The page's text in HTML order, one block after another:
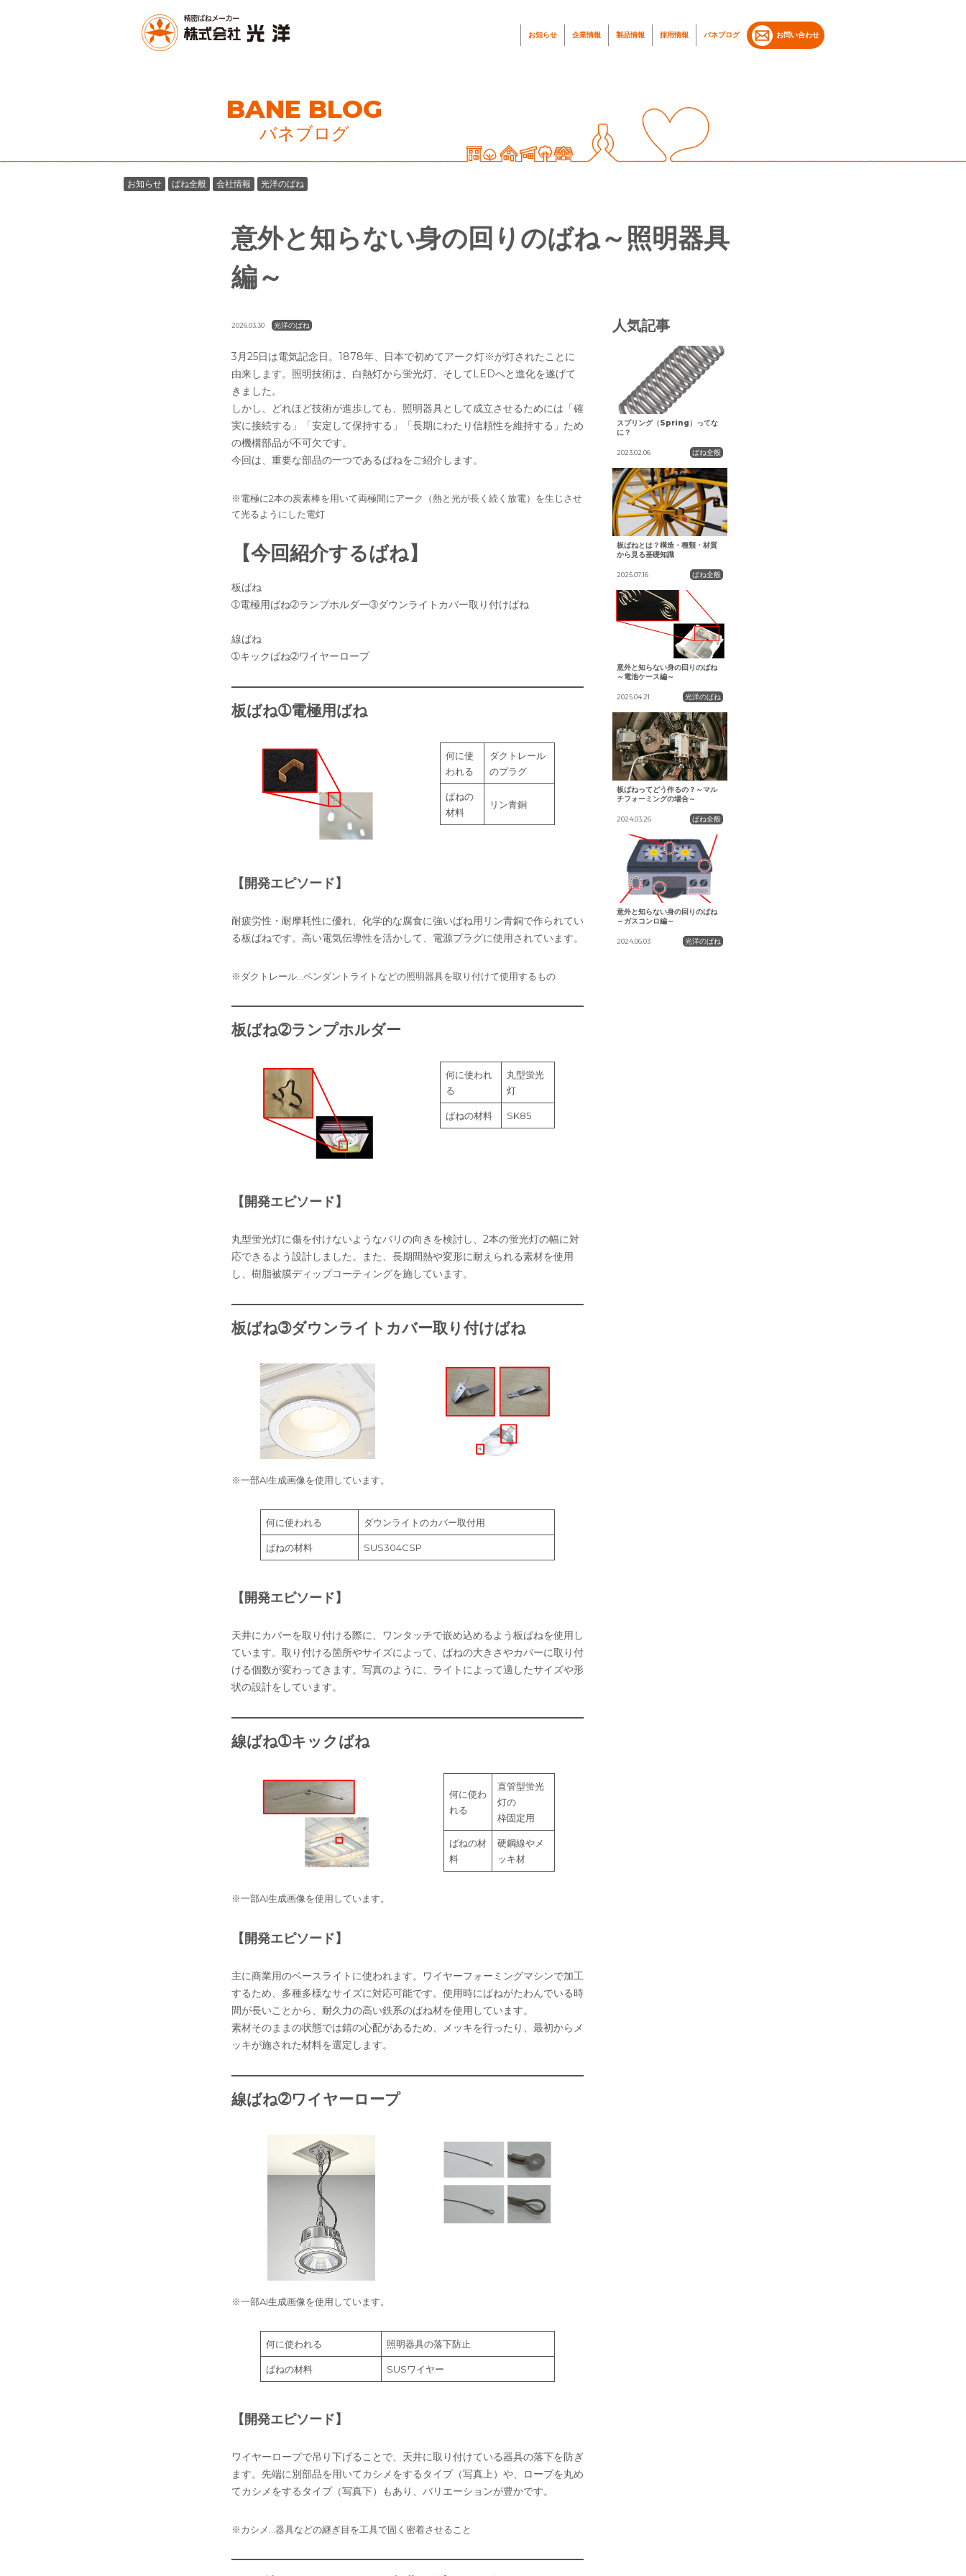
お知らせ 企業情報 製品情報 採用情報 バネブログ お問い合わせ
BANE BLOG
バネブログ
お知らせ ばね全般 会社情報 光洋のばね
意外と知らない身の回りのばね～照明器具
編～
2026.03.30 光洋のばね
3月25日は電気記念日。1878年、日本で初めてアーク灯※が灯されたことに
由来します。照明技術は、白熱灯から蛍光灯、そしてLEDへと進化を遂げて
きました。
しかし、どれほど技術が進歩しても、照明器具として成立させるためには「確
実に接続する」「安定して保持する」「長期にわたり信頼性を維持する」ため
の機構部品が不可欠です。
今回は、重要な部品の一つであるばねをご紹介します。
※電極に2本の炭素棒を用いて両極間にアーク（熱と光が長く続く放電）を生じさせ
て光るようにした電灯
【今回紹介するばね】
板ばね
➀電極用ばね➁ランプホルダー➂ダウンライトカバー取り付けばね
線ばね
➀キックばね➁ワイヤーロープ
板ばね➀電極用ばね
何に使
われる
ダクトレール
のプラグ
ばねの
材料
リン青銅
【開発エピソード】
耐疲労性・耐摩耗性に優れ、化学的な腐食に強いばね用リン青銅で作られてい
る板ばねです。高い電気伝導性を活かして、電源プラグに使用されています。
※ダクトレール…ペンダントライトなどの照明器具を取り付けて使用するもの
板ばね➁ランプホルダー
何に使われ
る
丸型蛍光
灯
ばねの材料 SK85
【開発エピソード】
丸型蛍光灯に傷を付けないようなバリの向きを検討し、2本の蛍光灯の幅に対
応できるよう設計しました。また、長期間熱や変形に耐えられる素材を使用
し、樹脂被膜ディップコーティングを施しています。
板ばね➂ダウンライトカバー取り付けばね
※一部AI生成画像を使用しています。
何に使われる ダウンライトのカバー取付用
ばねの材料 SUS304CSP
【開発エピソード】
天井にカバーを取り付ける際に、ワンタッチで嵌め込めるよう板ばねを使用し
ています。取り付ける箇所やサイズによって、ばねの大きさやカバーに取り付
ける個数が変わってきます。写真のように、ライトによって適したサイズや形
状の設計をしています。
線ばね➀キックばね
何に使わ
れる
直管型蛍光
灯の
枠固定用
ばねの材
料
硬鋼線やメ
ッキ材
※一部AI生成画像を使用しています。
【開発エピソード】
主に商業用のベースライトに使われます。ワイヤーフォーミングマシンで加工
するため、多種多様なサイズに対応可能です。使用時にばねがたわんでいる時
間が長いことから、耐久力の高い鉄系のばね材を使用しています。
素材そのままの状態では錆の心配があるため、メッキを行ったり、最初からメ
ッキが施された材料を選定します。
線ばね➁ワイヤーロープ
※一部AI生成画像を使用しています。
何に使われる 照明器具の落下防止
ばねの材料 SUSワイヤー
【開発エピソード】
ワイヤーロープで吊り下げることで、天井に取り付けている器具の落下を防ぎ
ます。先端に別部品を用いてカシメをするタイプ（写真上）や、ロープを丸め
てカシメをするタイプ（写真下）もあり、バリエーションが豊かです。
※カシメ…器具などの継ぎ目を工具で固く密着させること
人気記事
スプリング（Spring）ってな
に？
2023.02.06 ばね全般
板ばねとは？構造・種類・材質
から見る基礎知識
2025.07.16 ばね全般
意外と知らない身の回りのばね
～電池ケース編～
2025.04.21 光洋のばね
板ばねってどう作るの？～マル
チフォーミングの場合～
2024.03.26 ばね全般
意外と知らない身の回りのばね
～ガスコンロ編～
2024.06.03 光洋のばね